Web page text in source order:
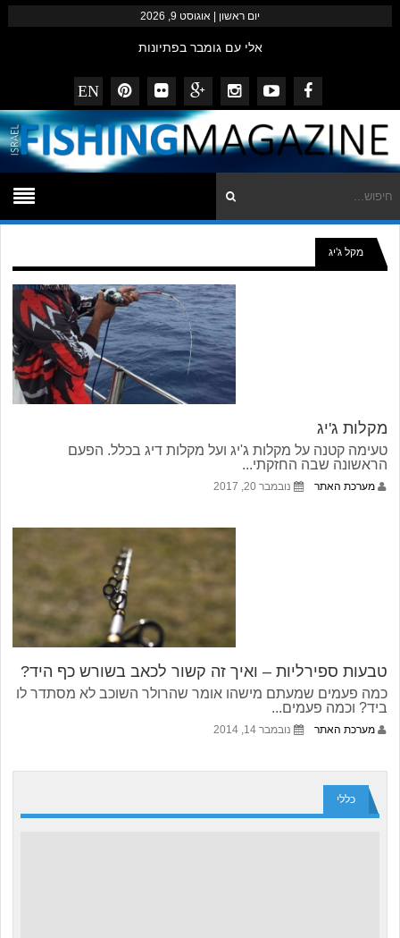
יום ראשון | אוגוסט 9, 2026
אלי עם גומבר בפתיונות
שלמה מצוות המזרזרים הצפוני בסיפתח למקל החדש
דייגי המגזין – נובמבר 2014
striped bass עם פופרים ופנסילים
EN
מקל ג'יג
מקלות ג'יג
טעימה קטנה על מקלות ג'יג ועל מקלות דיג בכלל. הפעם
הראשונה שבה החזקתי...
מערכת האתר נובמבר 20, 2017
טבעות ספירליות – ואיך זה קשור לכאב בשורש כף היד?
כמה פעמים שמעתם מישהו אומר שהרולר השוכב לא מסתדר לו
ביד? וכמה פעמים...
מערכת האתר נובמבר 14, 2014
כללי